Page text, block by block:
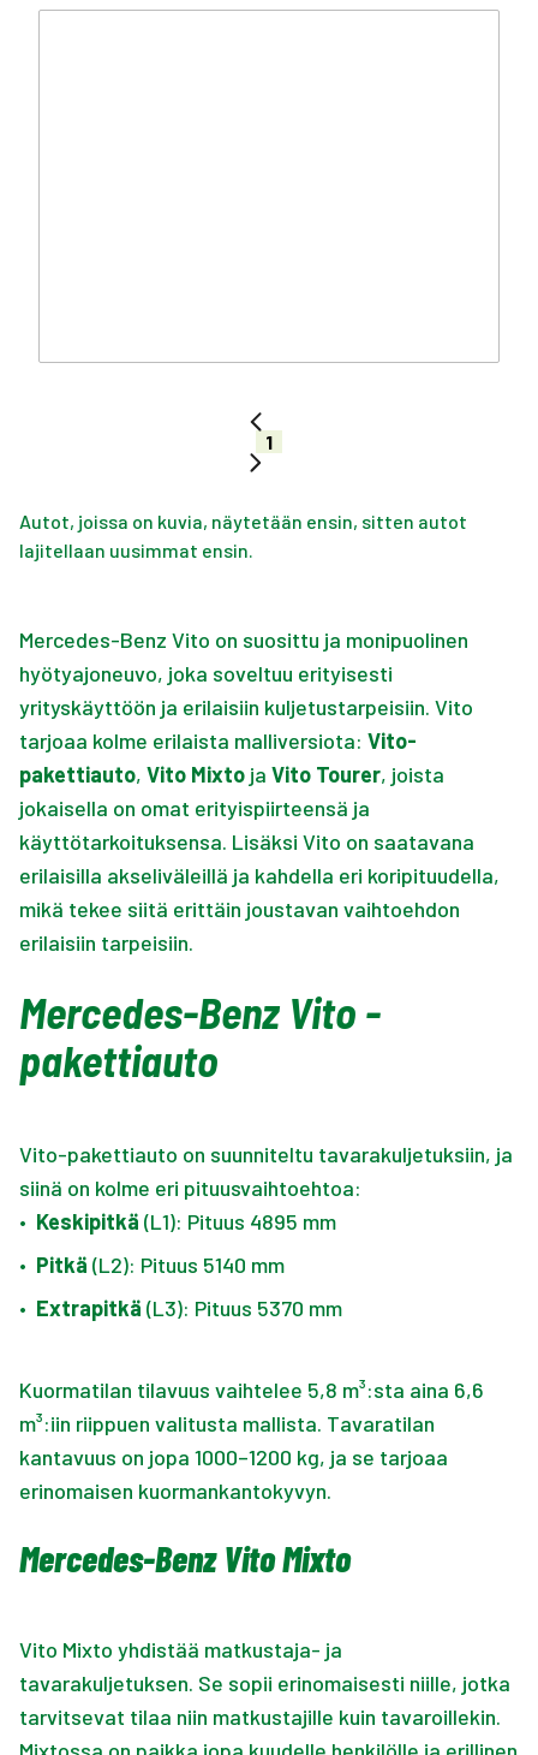
1
Autot, joissa on kuvia, näytetään ensin, sitten autot
lajitellaan uusimmat ensin.
Mercedes-Benz Vito on suosittu ja monipuolinen
hyötyajoneuvo, joka soveltuu erityisesti
yrityskäyttöön ja erilaisiin kuljetustarpeisiin. Vito
tarjoaa kolme erilaista malliversiota: Vito-
pakettiauto, Vito Mixto ja Vito Tourer, joista
jokaisella on omat erityispiirteensä ja
käyttötarkoituksensa. Lisäksi Vito on saatavana
erilaisilla akseliväleillä ja kahdella eri koripituudella,
mikä tekee siitä erittäin joustavan vaihtoehdon
erilaisiin tarpeisiin.
Mercedes-Benz Vito -
pakettiauto
Vito-pakettiauto on suunniteltu tavarakuljetuksiin, ja
siinä on kolme eri pituusvaihtoehtoa:
• Keskipitkä (L1): Pituus 4895 mm
• Pitkä (L2): Pituus 5140 mm
• Extrapitkä (L3): Pituus 5370 mm
Kuormatilan tilavuus vaihtelee 5,8 m³:sta aina 6,6
m³:iin riippuen valitusta mallista. Tavaratilan
kantavuus on jopa 1000–1200 kg, ja se tarjoaa
erinomaisen kuormankantokyvyn.
Mercedes-Benz Vito Mixto
Vito Mixto yhdistää matkustaja- ja
tavarakuljetuksen. Se sopii erinomaisesti niille, jotka
tarvitsevat tilaa niin matkustajille kuin tavaroillekin.